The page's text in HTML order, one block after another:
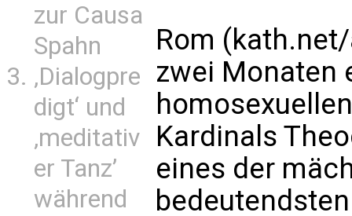
zur Causa
Spahn
‚Dialogpre
digt‘ und
‚meditativ
er Tanz’
während
Rom (kath.net/
zwei Monaten
Kardinals
eines der